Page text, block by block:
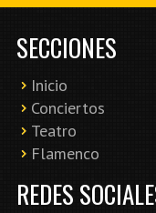
SECCIONES
Inicio
Conciertos
Teatro
Flamenco
REDES